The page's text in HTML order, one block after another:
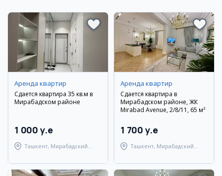
Аренда квартир
Сдается квартира 35 кв.м в
Мирабадском районе
1 000 y.e
Ташкент, Мирабадский
Аренда квартир
Сдается квартира в
Мирабадском районе, ЖК
Mirabad Avenue, 2/8/11, 65 м²
1 700 y.e
Ташкент, Мирабадский